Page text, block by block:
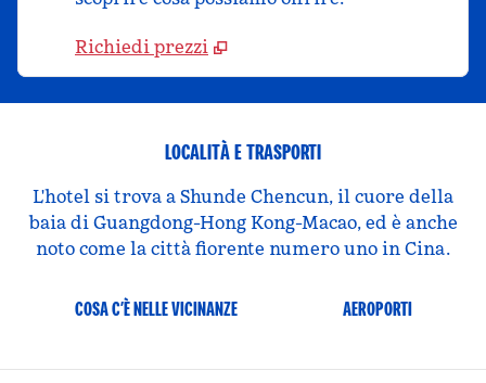
Richiedi prezzi
LOCALITÀ E TRASPORTI
L'hotel si trova a Shunde Chencun, il cuore della
baia di Guangdong-Hong Kong-Macao, ed è anche
noto come la città fiorente numero uno in Cina.
COSA C’È NELLE VICINANZE AEROPORTI